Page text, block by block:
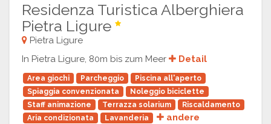
Residenza Turistica Alberghiera
Pietra Ligure
Pietra Ligure
In Pietra Ligure, 80m bis zum Meer
Detail
Area giochi Parcheggio
Piscina all'aperto
Spiaggia convenzionata
Noleggio biciclette
Staff animazione
Terrazza solarium
Riscaldamento
Aria condizionata
Lavanderia
andere